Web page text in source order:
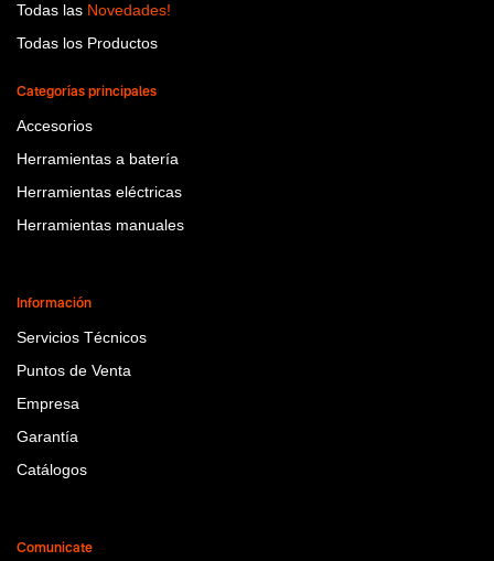
Todas las Novedades!
Todas los Productos
Categorías principales
Accesorios
Herramientas a batería
Herramientas eléctricas
Herramientas manuales
Información
Servicios Técnicos
Puntos de Venta
Empresa
Garantía
Catálogos
Comunicate